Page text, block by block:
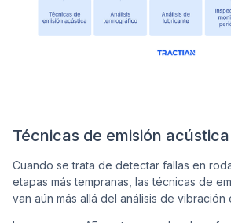
Técnicas de emisión acústica
Cuando se trata de detectar fallas en
etapas más tempranas, las técnicas de
van aún más allá del análisis de vibración